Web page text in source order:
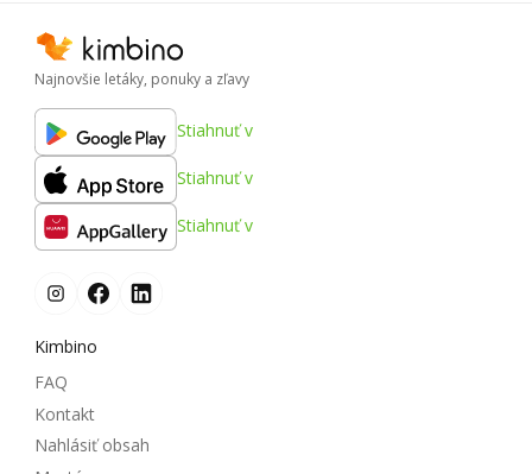
Najnovšie letáky, ponuky a zľavy
Stiahnuť v
Stiahnuť v
Stiahnuť v
Kimbino
FAQ
Kontakt
Nahlásiť obsah